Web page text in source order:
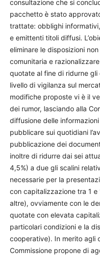
consultazione che si
pacchetto è stato
trattate: obblighi
e emittenti titoli diffusi.
eliminare le disposizioni
comunitaria e
quotate al fine di ridurne
livello di vigilanza sul
modifiche proposte vi è il
dei rumor, lasciando alla
diffusione delle
pubblicare sui quotidiani
pubblicazione dei
inoltre di ridurre dai sei
4,5%) a due gli scalini
necessarie per la
con capitalizzazione tra 1
altre), ovviamente con le
quotate con elevata
particolari condizioni e la
cooperative). In merito agli
Commissione propone di